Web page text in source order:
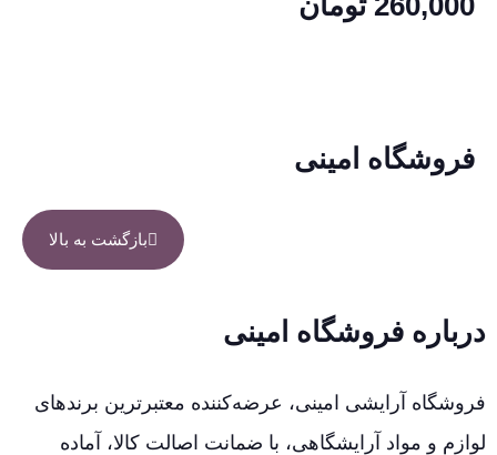
فروشگاه امینی
بازگشت به بالا
درباره فروشگاه امینی
فروشگاه آرایشی امینی، عرضه‌کننده معتبرترین برندهای
لوازم و مواد آرایشگاهی، با ضمانت اصالت کالا، آماده